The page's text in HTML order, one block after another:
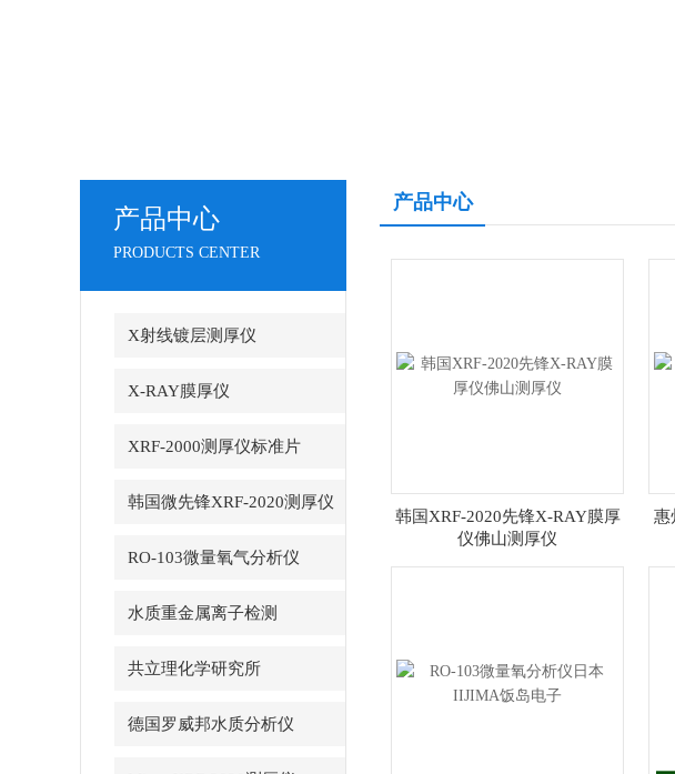
产品中心
PRODUCTS CENTER
X射线镀层测厚仪
X-RAY膜厚仪
XRF-2000测厚仪标准片
韩国微先锋XRF-2020测厚仪
RO-103微量氧气分析仪
水质重金属离子检测
共立理化学研究所
德国罗威邦水质分析仪
产品中心
韩国XRF-2020先锋X-RAY膜厚
仪佛山测厚仪
惠